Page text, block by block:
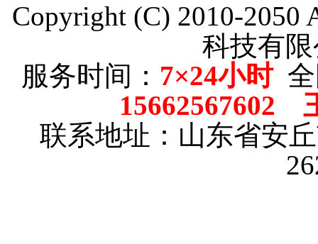
Copyright (C) 2010-2050
科技有
服务时间： 7×24小时全
15662567602
联系地址：山东省安